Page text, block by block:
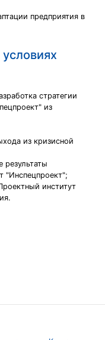
предприятия в
стратегии
из
из кризисной
результаты
"Инспецпроект";
институт